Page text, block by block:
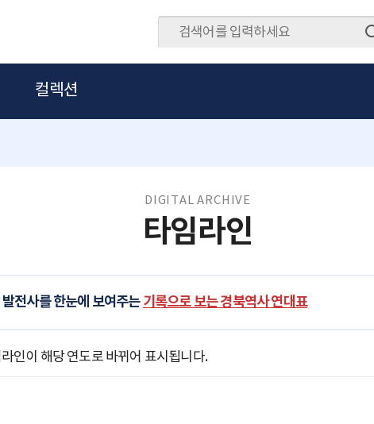
컬렉션
DIGITAL ARCHIVE
타임라인
전사를 한눈에 보여주는기록으로 보는 경북역사 연대표
인이 해당 연도로 바뀌어 표시됩니다.